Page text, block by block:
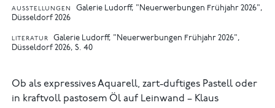
AUSSTELLUNGEN
Galerie Ludorff, "Neuerwerbungen Frühjahr 2026",
Düsseldorf 2026
LITERATUR
Galerie Ludorff, "Neuerwerbungen Frühjahr 2026",
Düsseldorf 2026, S. 40
Ob als expressives Aquarell, zart-duftiges Pastell oder
in kraftvoll pastosem Öl auf Leinwand – Klaus